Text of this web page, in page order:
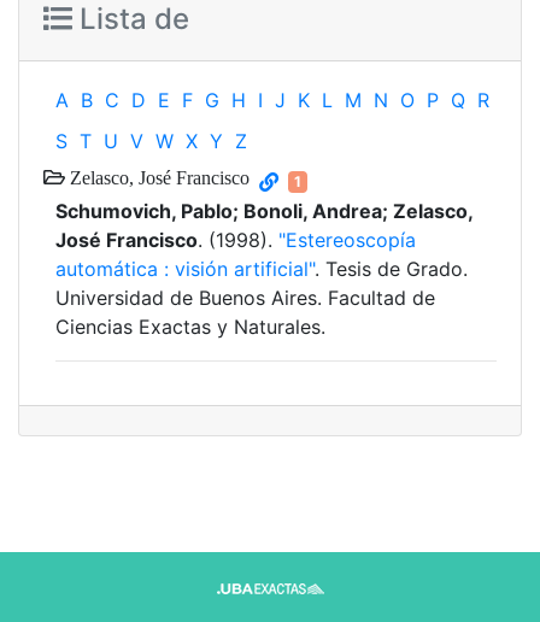
Lista de
A B C D E F G H I J K L M N O P Q R
S T U V W X Y Z
Zelasco, José Francisco 1
Schumovich, Pablo; Bonoli, Andrea; Zelasco,
José Francisco. (1998). "Estereoscopía
automática : visión artificial". Tesis de Grado.
Universidad de Buenos Aires. Facultad de
Ciencias Exactas y Naturales.